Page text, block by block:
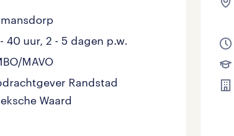
1
5
/ Productie
61
VMBO MBO
0
0
uur 17 17 -
uur 37 -
33
40 uur, 2 - 5 dagen p.w.
MAVO
Randstad
Waard